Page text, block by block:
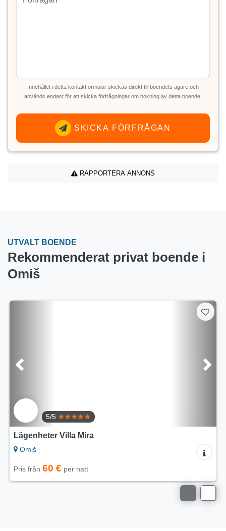
Innehållet i detta kontaktformulär skickas direkt till boendets ägare och
används endast för att skicka förfrågningar om bokning av detta boende.
SKICKA FÖRFRÅGAN
RAPPORTERA ANNONS
UTVALT BOENDE
Rekommenderat privat boende i
Omiš
5/5
Lägenheter Villa Mira
Omiš
Pris från 60 € per natt